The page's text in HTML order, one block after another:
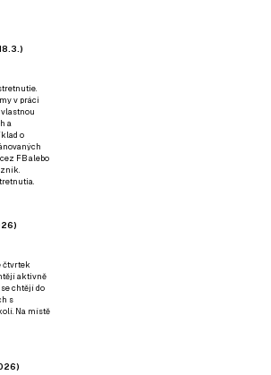
v práci
a
o
FBalebo
.
čtvrtek
aktivně
chtějí do
s
Na místě